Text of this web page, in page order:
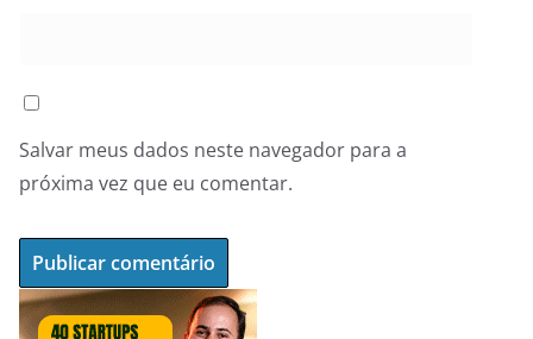
Salvar meus dados neste navegador para a
próxima vez que eu comentar.